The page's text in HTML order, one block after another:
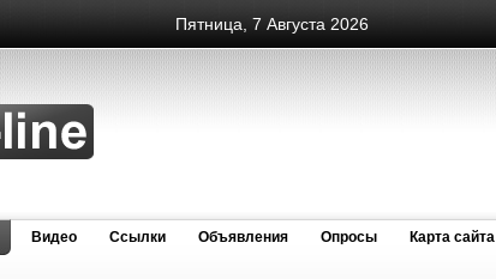
Пятница, 7 Августа 2026
Видео Cсылки Объявления Опросы Карта сайта